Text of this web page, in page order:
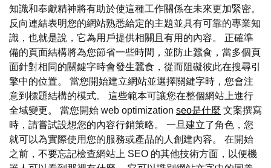
知識和奉獻精神將有助於使這種工作關係在未來更加緊密。
反向連結表明您的網站熟悉給定的主題並具有可靠的專業知
識，也就是說，它為用戶提供相關且有用的內容。 正確準
備的頁面結構將為您節省一些時間，並防止蠶食，當多個頁
面針對相同的關鍵字時會發生蠶食，從而阻礙彼此在搜尋引
擎中的位置。 當您開始建立網站並選擇關鍵字時，您會注
意到標題結構的模式。 這些範本可讓您在整個網站上進行
全域變更。 當您開始 web optimization seo是什麼 文案撰寫
時，請嘗試設想您的內容行銷策略。 一旦建立了角色，您
就可以為實際使用您的服務或產品的人創建內容。 在開始
之前，不要忘記檢查網站上 SEO 的其他技術方面，以便機